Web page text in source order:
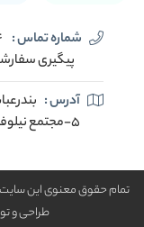
شماره تماس :
پیگیری سفارشات
آدرس :
5-مجتمع نیلوفرآبی – واحد17
تمام حقوق معنوی این
طراحی و